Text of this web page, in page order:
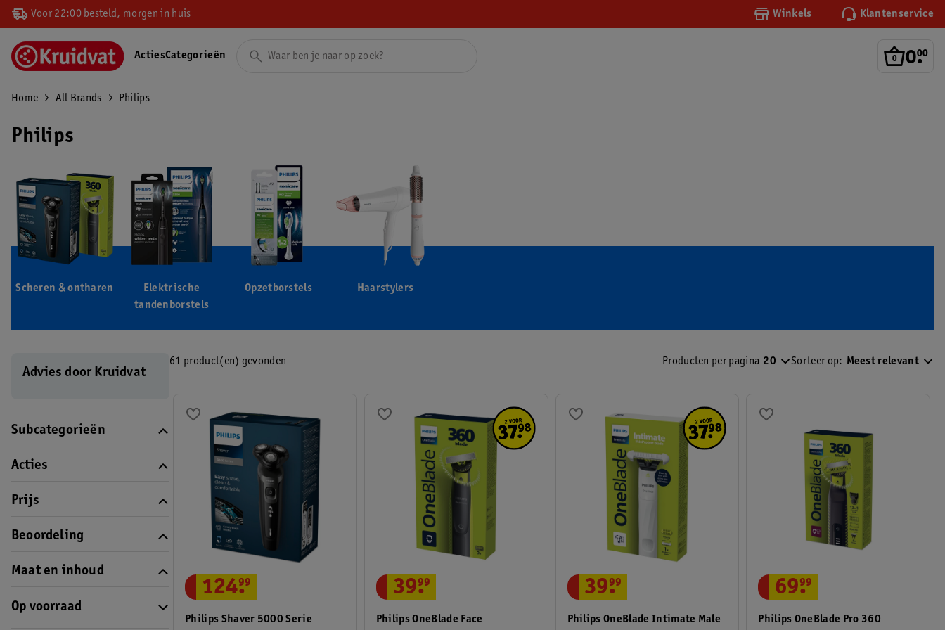
Voor 22:00 besteld, morgen in huis Winkels Klantenservice
0.
00
ActiesCategorieën
Home All Brands Philips
Philips
Scheren & ontharen
Elektrische
tandenborstels
Opzetborstels Haarstylers
Advies door Kruidvat
Subcategorieën
Acties
Prijs
Beoordeling
Maat en inhoud
Op voorraad
61 product(en) gevonden Producten per pagina 20 Sorteer op: Meest relevant
Philips Shaver 5000 Serie
124.
99
Philips OneBlade Face
39.
99
Philips OneBlade Intimate Male
39.
99
Philips OneBlade Pro 360
69.
99